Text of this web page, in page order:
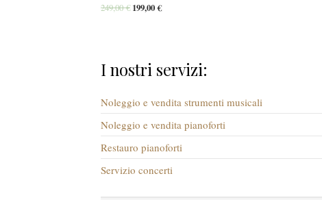
249,00€ 199,00€
I nostri servizi:
Noleggio e vendita strumenti musicali
Noleggio e vendita pianoforti
Restauro pianoforti
Servizio concerti